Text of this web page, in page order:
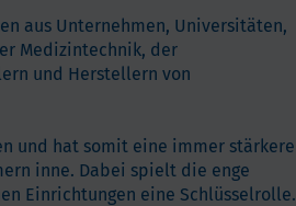
aus Unternehmen, Universitäten,
Medizintechnik, der
und Herstellern von
und hat somit eine immer stärkere
inne. Dabei spielt die enge
Einrichtungen eine Schlüsselrolle.